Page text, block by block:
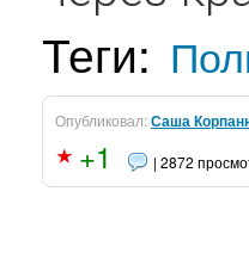
Теги:
Опубликовал:Саша
+1 | 2872